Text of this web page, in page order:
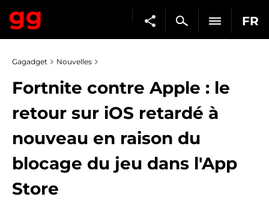
FR
Gagadget Nouvelles
Fortnite contre Apple : le
retour sur iOS retardé à
nouveau en raison du
blocage du jeu dans l'App
Store